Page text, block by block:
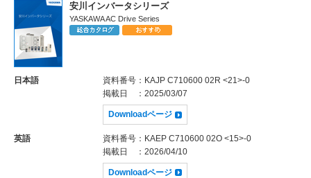
安川インバータシリーズ
YASKAWA AC Drive Series
日本語 資料番号 ：KAJP C710600 02R <21>-0
掲載日
：2025/03/07
Downloadページ
英語 資料番号 ：KAEP C710600 02O <15>-0
掲載日
：2026/04/10
Downloadページ